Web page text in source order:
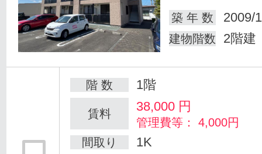
築 年 数
2009/
建物階数 2階建
階 数 1階
賃料 38,000 円
管理費等： 4,000円
間取り
1K